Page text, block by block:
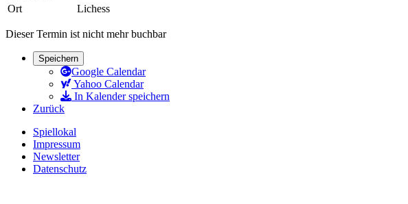
Ort
Lichess
Dieser Termin ist nicht mehr buchbar
Speichern
Google Calendar
Yahoo Calendar
In Kalender speichern
Zurück
Spiellokal
Impressum
Newsletter
Datenschutz